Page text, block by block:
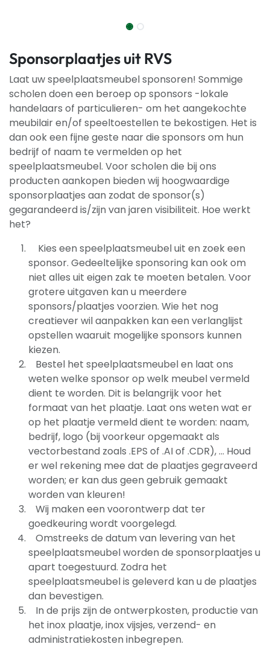
Sponsorplaatjes uit RVS
Laat uw speelplaatsmeubel sponsoren! Sommige
scholen doen een beroep op sponsors -lokale
handelaars of particulieren- om het aangekochte
meubilair en/of speeltoestellen te bekostigen. Het is
dan ook een fijne geste naar die sponsors om hun
bedrijf of naam te vermelden op het
speelplaatsmeubel. Voor scholen die bij ons
producten aankopen bieden wij hoogwaardige
sponsorplaatjes aan zodat de sponsor(s)
gegarandeerd is/zijn van jaren visibiliteit. Hoe werkt
het?
Kies een speelplaatsmeubel uit en zoek een
sponsor. Gedeeltelijke sponsoring kan ook om
niet alles uit eigen zak te moeten betalen. Voor
grotere uitgaven kan u meerdere
sponsors/plaatjes voorzien. Wie het nog
creatiever wil aanpakken kan een verlanglijst
opstellen waaruit mogelijke sponsors kunnen
kiezen.
Bestel het speelplaatsmeubel en laat ons
weten welke sponsor op welk meubel vermeld
dient te worden. Dit is belangrijk voor het
formaat van het plaatje. Laat ons weten wat er
op het plaatje vermeld dient te worden: naam,
bedrijf, logo (bij voorkeur opgemaakt als
vectorbestand zoals .EPS of .AI of .CDR), ... Houd
er wel rekening mee dat de plaatjes gegraveerd
worden; er kan dus geen gebruik gemaakt
worden van kleuren!
Wij maken een voorontwerp dat ter
goedkeuring wordt voorgelegd.
Omstreeks de datum van levering van het
speelplaatsmeubel worden de sponsorplaatjes u
apart toegestuurd. Zodra het
speelplaatsmeubel is geleverd kan u de plaatjes
dan bevestigen.
In de prijs zijn de ontwerpkosten, productie van
het inox plaatje, inox vijsjes, verzend- en
administratiekosten inbegrepen.